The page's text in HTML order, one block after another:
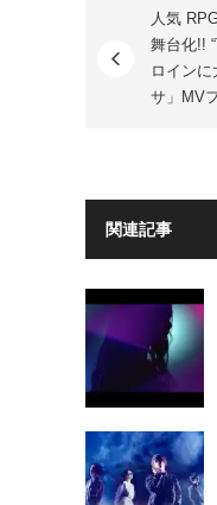
Twitter
共
有
で
き
ま
る
に
は
ク
リ
ッ
ク
し
(新
い
ウ
で
開
き
ま
す)
人気
舞台化!!
ロイン
サ」MV
関連記事